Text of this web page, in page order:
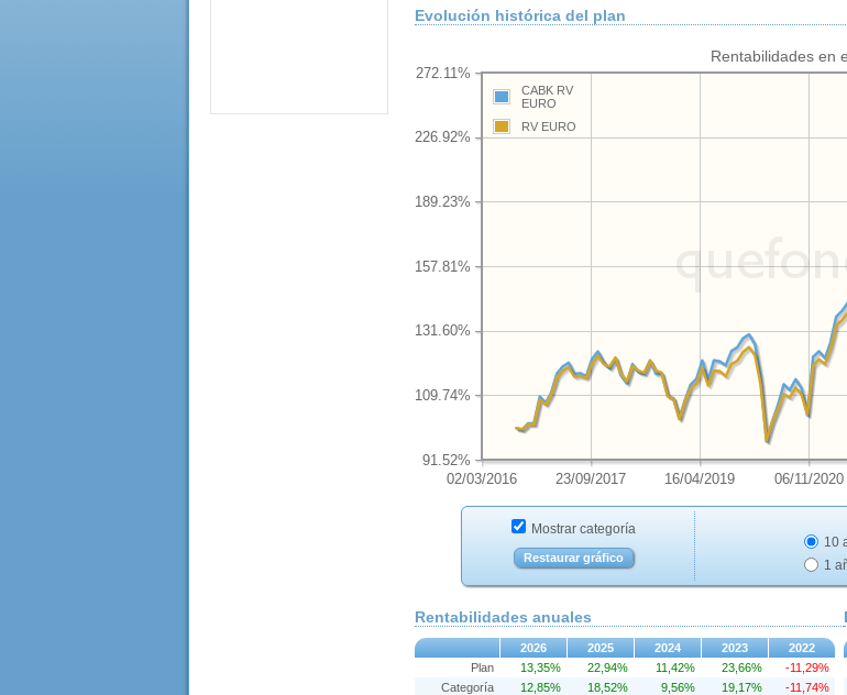
Evolución histórica del plan
Rentabilidades en
02/03/2016 23/09/2017 16/04/2019 06/11/2020
91.52%
109.74%
131.60%
157.81%
189.23%
226.92%
272.11%
CABK RV
EURO
RV EURO
Mostrar categoría
Restaurar gráfico
10
1
Rentabilidades anuales
2026 2025 2024 2023 2022
Plan 13,35% 22,94% 11,42% 23,66%
-11,29%
Categoría
12,85% 18,52% 9,56% 19,17%
-11,74%